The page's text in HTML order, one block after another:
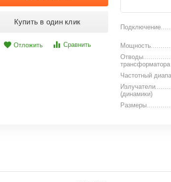
Купить в один клик
Отложить Сравнить
Подключение
Мощность
Отводы
трансформатора
Частотный
Излучатели
(динамики)
Размеры